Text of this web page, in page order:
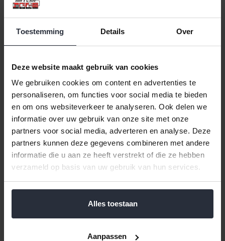
Toestemming Details Over
Deze website maakt gebruik van cookies
We gebruiken cookies om content en advertenties te
personaliseren, om functies voor social media te bieden
en om ons websiteverkeer te analyseren. Ook delen we
informatie over uw gebruik van onze site met onze
partners voor social media, adverteren en analyse. Deze
partners kunnen deze gegevens combineren met andere
informatie die u aan ze heeft verstrekt of die ze hebben
verzameld op basis van uw gebruik van hun services.
Alles toestaan
Aanpassen
In winkelwagen
Gratis verzending vanaf €60,=
Eenvoudig retour, 30 dagen bedenktijd
Barista